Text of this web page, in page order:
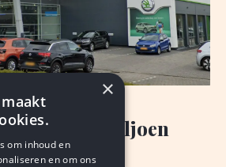
207 miljoen
winst
×
om inhoud en
en om ons